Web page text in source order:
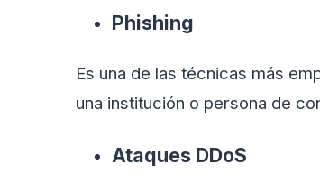
Phishing
Es una de las técnicas más
una institución o persona de
Ataques DDoS